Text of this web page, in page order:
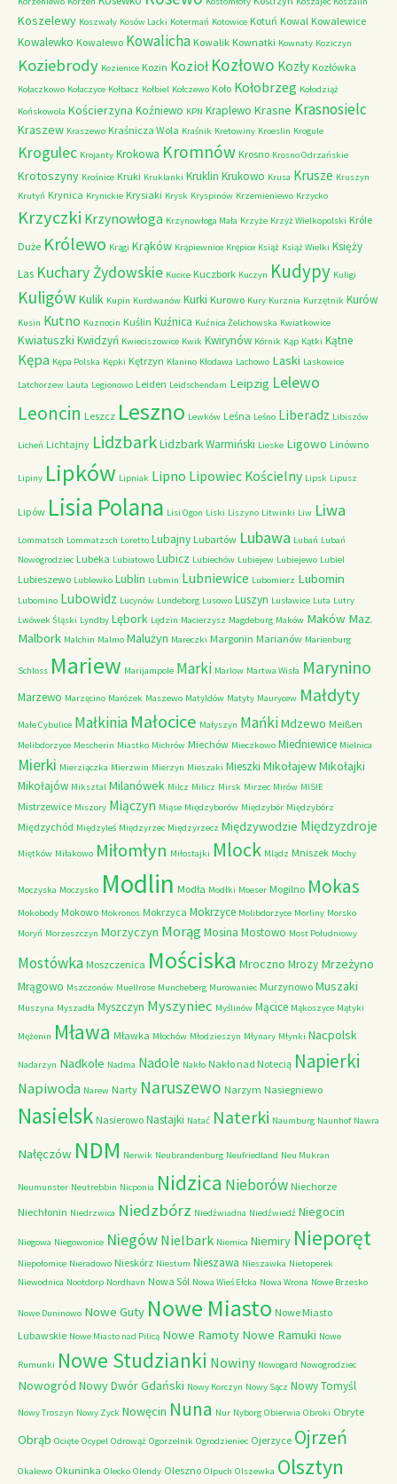
Koszelewy Koszwały Kosów Lacki Kotermań Kotowice Kotuń Kowal Kowalewice
Kowalewko Kowalewo Kowalicha Kowalik Kownatki Kownaty Koziczyn
Koziebrody Kozienice Kozin Kozioł Kozłowo Kozły Kozłówka
Kołaczkowo Kołaczyce Kołbacz Kołbiel Kołczewo Koło Kołobrzeg Kołodziąż
Końskowola Kościerzyna Koźniewo KPN Kraplewo Krasne Krasnosielc
Kraszew Kraszewo Kraśnicza Wola Kraśnik Kretowiny Kroeslin Krogule
Krogulec Krojanty Krokowa Kromnów Krosno Krosno Odrzańskie
Krotoszyny Krośnice Kruki Kruklanki Kruklin Krukowo Krusa Krusze Kruszyn
Krutyń Krynica Krynickie Krysiaki Krysk Kryspinów Krzemieniewo Krzycko
Krzyczki Krzynowłoga Krzynowłoga Mała Krzyże Krzyż Wielkopolski Króle
Duże Królewo Krągi Krąków Krąpiewnice Krępice Książ Książ Wielki Księży
Las Kuchary Żydowskie Kucice Kuczbork Kuczyn Kudypy Kuligi
KuligówKulik Kupin Kurdwanów Kurki Kurowo Kury Kurznia Kurzętnik Kurów
Kusin Kutno Kuznocin Kuślin Kuźnica Kuźnica Żelichowska Kwiatkowice
Kwiatuszki Kwidzyń Kwieciszowice Kwik Kwirynów Kórnik Kąp Kątki Kątne
Kępa Kępa Polska Kępki Kętrzyn Kłanino Kłodawa Lachowo Laski Laskowice
Latchorzew Lauta Legionowo Leiden Leidschendam Leipzig Lelewo
Leoncin Leszcz Leszno Lewków Leśna Leśno Liberadz Libiszów
Licheń Lichtajny LidzbarkLidzbark Warmiński Lieske Ligowo Linówno
Lipiny Lipków Lipniak Lipno Lipowiec Kościelny Lipsk Lipusz
Lipów Lisia Polana Lisi Ogon Liski Liszyno Litwinki Liw Liwa
Lommatsch Lommatzsch Loretto Lubajny Lubartów Lubawa Lubań Lubań
Nowogrodziec Lubeka Lubiatowo Lubicz Lubiechów Lubiejew Lubiejewo Lubiel
Lubieszewo Lublewko Lublin Lubmin Lubniewice Lubomierz Lubomin
Lubomino Lubowidz Lucynów Lundeborg Lusowo Luszyn Lusławice Luta Lutry
Lwówek Śląski Lyndby Lębork Lędzin Macierzysz Magdeburg Maków Maków Maz.
Malbork Malchin Malmo Malużyn Mareczki Margonin Marianów Marienburg
Schloss Mariew Marijampole Marki Marlow Martwa Wisła Marynino
Marzewo Marzęcino Marózek Maszewo Matyldów Matyty Maurycew Małdyty
Małe Cybulice Małkinia Małocice Małyszyn MańkiMdzewo Meißen
Melibdorzyce Mescherin Miastko Michrów Miechów Mieczkowo Miedniewice Mielnica
Mierki Mierziączka Mierzwin Mierzyn Mieszaki Mieszki MikołajewMikołajki
Mikołajów Miksztal Milanówek Milcz Milicz Mirsk Mirzec Mirów MISIE
Mistrzewice Miszory Miączyn Miąse Międzyborów Międzybór Międzybórz
Międzychód Międzyleś Międzyrzec Międzyrzecz Międzywodzie Międzyzdroje
Miętków Miłakowo Miłomłyn Miłostajki Mlock Mlądz Mniszek Mochy
Moczyska Moczysko Modlin Modła Modłki Moeser Mogilno Mokas
Mokobody Mokowo Mokronos Mokrzyca Mokrzyce Molibdorzyce Morliny Morsko
Moryń Morzeszczyn Morzyczyn MorągMosina Mostowo Most Południowy
Mostówka Moszczenica Mościska Mroczno Mrozy Mrzeżyno
Mrągowo Mszczonów Muellrose Muncheberg Murowaniec Murzynowo Muszaki
Muszyna Myszadła Myszczyn Myszyniec Myślinów Mącice Mąkoszyce Mątyki
Mężenin Mława Mławka Młochów Młodzieszyn Młynary Młynki Nacpolsk
Nadarzyn Nadkole Nadma Nadole Nakło Nakło nad Notecią Napierki
Napiwoda Narew Narty Naruszewo Narzym Nasiegniewo
Nasielsk Nasierowo Nastajki Natać Naterki Naumburg Naunhof Nawra
Nałęczów NDM Nerwik Neubrandenburg Neufriedland Neu Mukran
Neumunster Neutrebbin Nicponia Nidzica Nieborów Niechorze
Niechłonin Niedrzwica Niedzbórz Niedźwiadna Niedźwiedź Niegocin
Niegowa Niegowonice Niegów Nielbark Niemica Niemiry Nieporęt
Niepołomice Nieradowo Nieskórz Niestum Nieszawa Nieszawka Nietoperek
Niewodnica Nootdorp Nordhavn Nowa Sól Nowa Wieś Ełcka Nowa Wrona Nowe Brzesko
Nowe Duninowo Nowe Guty Nowe Miasto Nowe Miasto
Lubawskie Nowe Miasto nad Pilicą Nowe Ramoty Nowe Ramuki Nowe
Rumunki Nowe Studzianki Nowiny Nowogard Nowogrodziec
Nowogród Nowy Dwór Gdański Nowy Korczyn Nowy Sącz Nowy Tomyśl
Nowy Troszyn Nowy Zyck Nowęcin Nuna Nur Nyborg Obierwia Obroki Obryte
Obrąb Ocięte Ocypel Odrowąż Ogorzelnik Ogrodzieniec Ojerzyce Ojrzeń
Okalewo Okuninka Olecko Olendy Oleszno Olpuch Olszewka Olsztyn